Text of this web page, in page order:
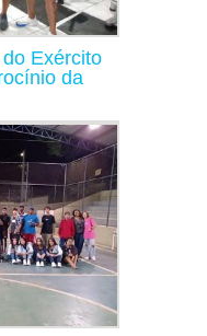
Exército
da